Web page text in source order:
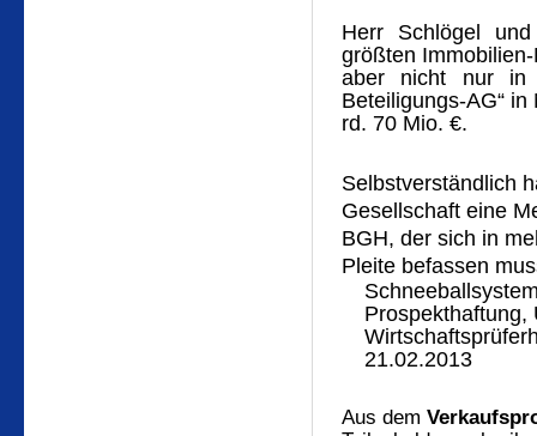
Herr Schlögel
größten
aber nicht nur in
Beteiligungs-AG“
rd. 70 Mio. €.
Selbstverständlich
Gesellschaft eine
BGH, der sich in
Pleite befassen
Prospekthaftung,
21.02.2013
Aus dem